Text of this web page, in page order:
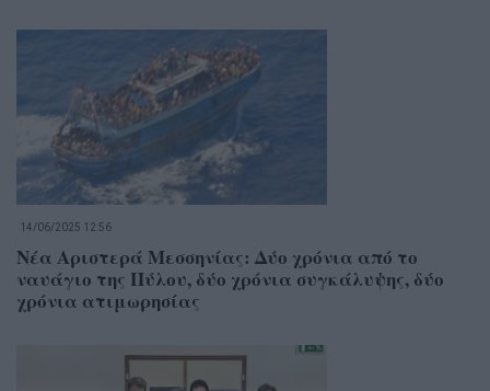
14/06/2025 12:56
Νέα Αριστερά Μεσσηνίας: Δύο χρόνια από το
ναυάγιο της Πύλου, δύο χρόνια συγκάλυψης, δύο
χρόνια ατιμωρησίας